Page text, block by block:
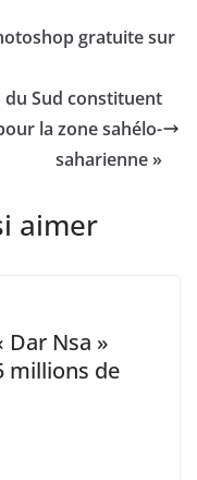
gratuite sur
du Sud constituent
la zone sahélo-
saharienne »
aimer
Dar Nsa »
millions de